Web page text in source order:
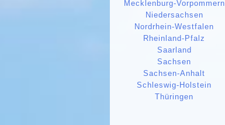
Mecklenburg-Vorpommern
Niedersachsen
Nordrhein-Westfalen
Rheinland-Pfalz
Saarland
Sachsen
Sachsen-Anhalt
Schleswig-Holstein
Thüringen